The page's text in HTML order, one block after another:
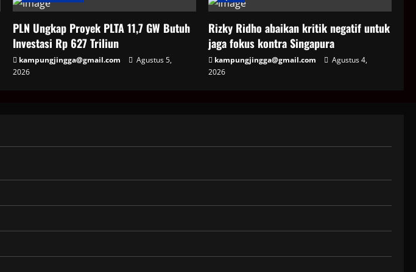
PLN Ungkap Proyek PLTA 11,7 GW Butuh
Investasi Rp 627 Triliun
kampungjingga@gmail.com
Agustus 5,
2026
Rizky Ridho abaikan kritik negatif untuk
jaga fokus kontra Singapura
kampungjingga@gmail.com
Agustus 4,
2026